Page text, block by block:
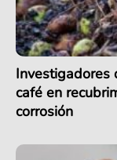
Investigadores
café en
corrosión